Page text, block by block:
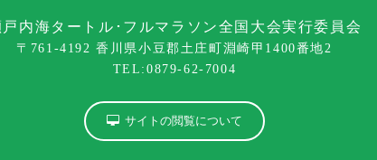
戸内海タートル･フルマラソン全国大会実行委員会
〒761-4192 香川県小豆郡土庄町淵崎甲1400番地2
TEL:0879-62-7004
サイトの閲覧について